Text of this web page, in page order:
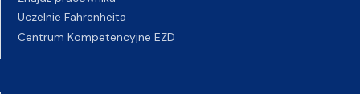
Uczelnie Fahrenheita
Centrum Kompetencyjne EZD